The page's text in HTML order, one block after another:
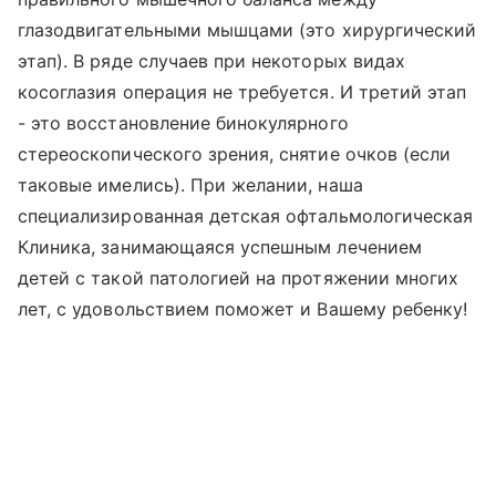
глазодвигательными мышцами (это хирургический
этап). В ряде случаев при некоторых видах
косоглазия операция не требуется. И третий этап
- это восстановление бинокулярного
стереоскопического зрения, снятие очков (если
таковые имелись). При желании, наша
специализированная детская офтальмологическая
Клиника, занимающаяся успешным лечением
детей с такой патологией на протяжении многих
лет, с удовольствием поможет и Вашему ребенку!